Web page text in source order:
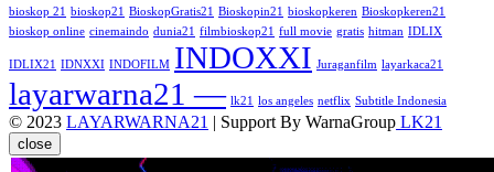
bioskop 21 bioskop21 BioskopGratis21 Bioskopin21 bioskopkeren Bioskopkeren21
bioskop online cinemaindo dunia21 filmbioskop21 full movie gratis hitman IDLIX
IDLIX21 IDNXXI INDOFILM INDOXXI Juraganfilm layarkaca21
layarwarna21 — lk21 los angeles netflix Subtitle Indonesia
© 2023 LAYARWARNA21 | Support By WarnaGroup LK21
close